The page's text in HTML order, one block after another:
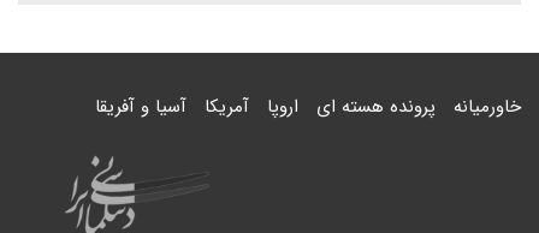
خاورمیانه پرونده هسته ای اروپا آمریکا آسیا و آفریقا